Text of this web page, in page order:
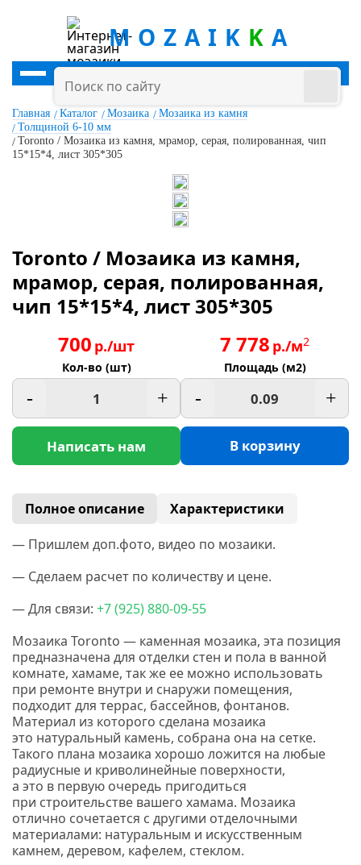
MOZAIK K A
Главная Каталог Мозаика
Мозаика из камня
Толщиной 6-10 мм
Toronto / Мозаика из камня, мрамор, серая, полированная, чип
15*15*4, лист 305*305
Toronto / Мозаика из камня,
мрамор, серая, полированная,
чип 15*15*4, лист 305*305
700 р./шт
Кол-во (шт)
- +
Написать нам
7 778 р./м2
Площадь (м2)
- +
В корзину
Полное описание
Характеристики
— Пришлем доп.фото, видео по мозаики.
— Сделаем расчет по количеству и цене.
— Для связи: +7(925) 880-09-55
Мозаика Toronto — каменная мозаика, эта позиция
предназначена для отделки стен и пола в ванной
комнате, хамаме, так же ее можно использовать
при ремонте внутри и снаружи помещения,
подходит для террас, бассейнов, фонтанов.
Материал из которого сделана мозаика
это натуральный камень, собрана она на сетке.
Такого плана мозаика хорошо ложится на любые
радиусные и криволинейные поверхности,
а это в первую очередь пригодиться
при строительстве вашего хамама. Мозаика
отлично сочетается с другими отделочными
материалами: натуральным и искусственным
камнем, деревом, кафелем, стеклом.